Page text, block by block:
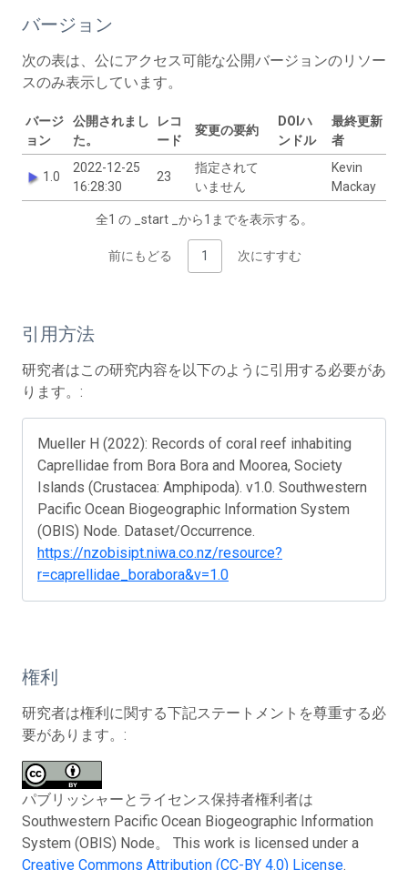
バージョン
次の表は、公にアクセス可能な公開バージョンのリソー
スのみ表示しています。
バージ
ョン
公開されまし
た。
レコ
ード
変更の要約
DOIハ
ンドル
最終更新
者
1.0
2022-12-25
16:28:30
23
指定されて
いません
Kevin
Mackay
全1 の _start _から1までを表示する。
前にもどる 1 次にすすむ
引用方法
研究者はこの研究内容を以下のように引用する必要があ
ります。:
Mueller H (2022): Records of coral reef inhabiting
Caprellidae from Bora Bora and Moorea, Society
Islands (Crustacea: Amphipoda). v1.0. Southwestern
Pacific Ocean Biogeographic Information System
(OBIS) Node. Dataset/Occurrence.
https://nzobisipt.niwa.co.nz/resource?
r=caprellidae_borabora&v=1.0
権利
研究者は権利に関する下記ステートメントを尊重する必
要があります。:
パブリッシャーとライセンス保持者権利者は
Southwestern Pacific Ocean Biogeographic Information
System (OBIS) Node。 This work is licensed under a
Creative Commons Attribution (CC-BY 4.0) License.